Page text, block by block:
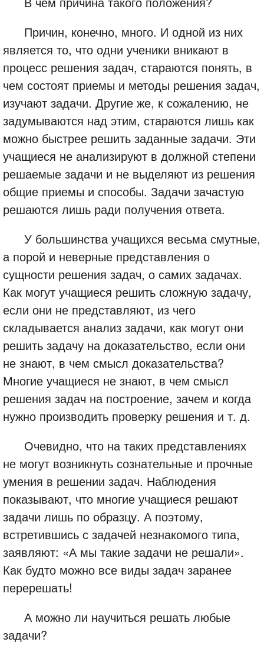
Причин, конечно, много. И одной из них
является то, что одни ученики вникают в
процесс решения задач, стараются понять, в
чем состоят приемы и методы решения задач,
изучают задачи. Другие же, к сожалению, не
задумываются над этим, стараются лишь как
можно быстрее решить заданные задачи. Эти
учащиеся не анализируют в должной степени
решаемые задачи и не выделяют из решения
общие приемы и способы. Задачи зачастую
решаются лишь ради получения ответа.
У большинства учащихся весьма смутные,
а порой и неверные представления о
сущности решения задач, о самих задачах.
Как могут учащиеся решить сложную задачу,
если они не представляют, из чего
складывается анализ задачи, как могут они
решить задачу на доказательство, если они
не знают, в чем смысл доказательства?
Многие учащиеся не знают, в чем смысл
решения задач на построение, зачем и когда
нужно производить проверку решения и т. д.
Очевидно, что на таких представлениях
не могут возникнуть сознательные и прочные
умения в решении задач. Наблюдения
показывают, что многие учащиеся решают
задачи лишь по образцу. А поэтому,
встретившись с задачей незнакомого типа,
заявляют: «А мы такие задачи не решали».
Как будто можно все виды задач заранее
перерешать!
А можно ли научиться решать любые
задачи?